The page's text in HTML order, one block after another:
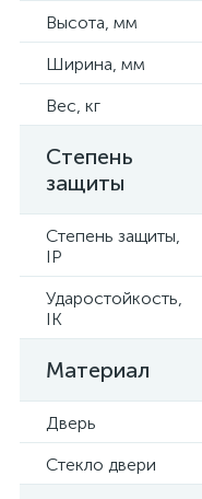
Высота, мм
Ширина, мм
Вес, кг
Степень
защиты
Степень защиты,
IP
Ударостойкость,
IK
Материал
Дверь
Стекло двери